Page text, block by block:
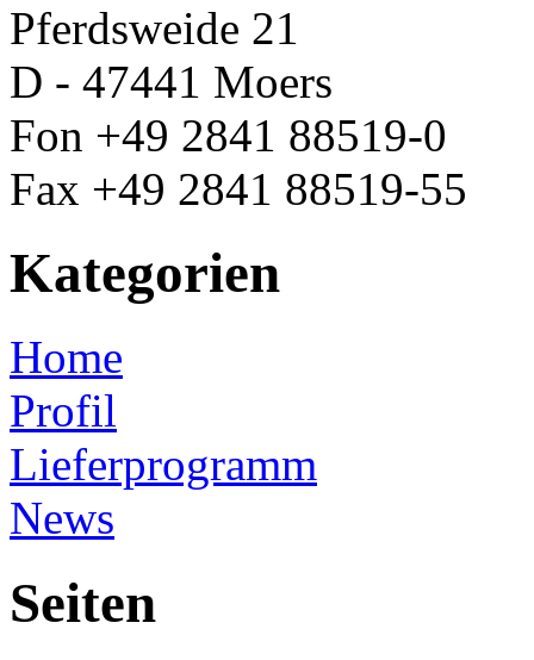
Pferdsweide 21
D - 47441 Moers
Fon +49 2841 88519-0
Fax +49 2841 88519-55
Kategorien
Home
Profil
Lieferprogramm
News
Seiten